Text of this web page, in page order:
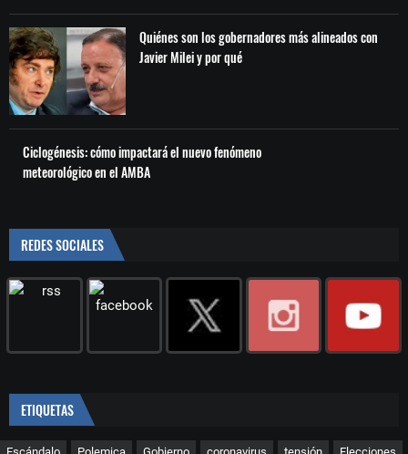
Quiénes son los gobernadores más alineados con
Javier Milei y por qué
Ciclogénesis: cómo impactará el nuevo fenómeno
meteorológico en el AMBA
REDES SOCIALES
ETIQUETAS